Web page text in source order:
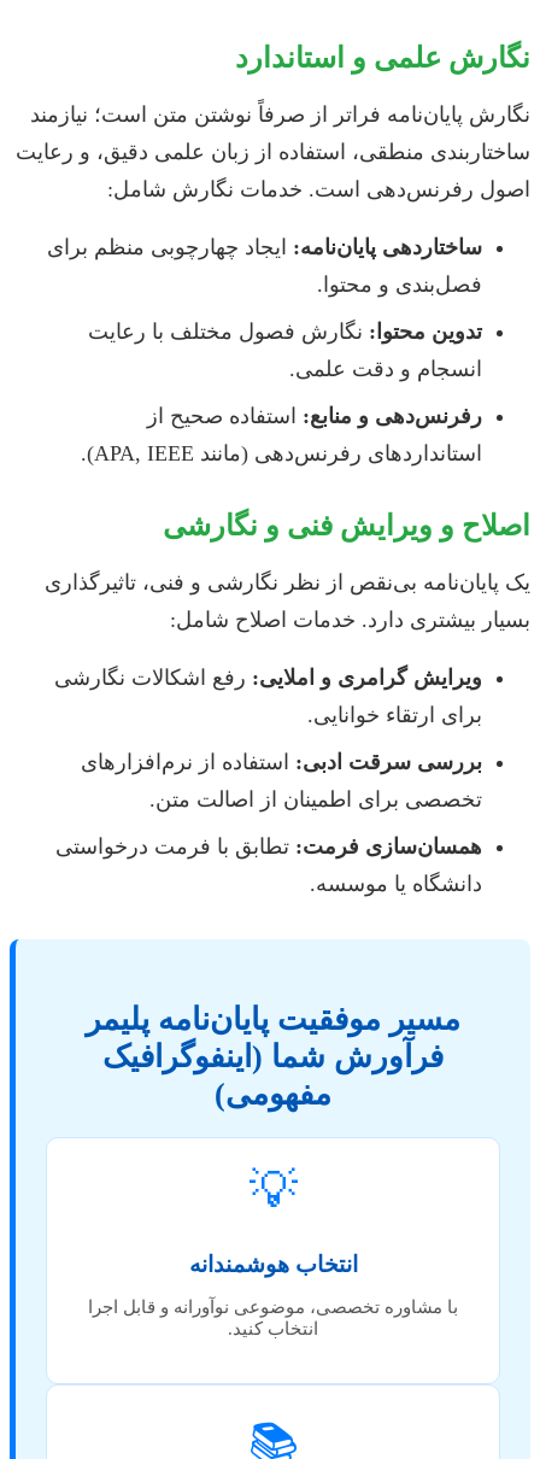
نگارش علمی و استاندارد
نگارش پایان‌نامه فراتر از صرفاً نوشتن متن است؛ نیازمند
ساختاربندی منطقی، استفاده از زبان علمی دقیق، و رعایت
اصول رفرنس‌دهی است. خدمات نگارش شامل:
ساختاردهی پایان‌نامه: ایجاد چهارچوبی منظم برای
فصل‌بندی و محتوا.
تدوین محتوا: نگارش فصول مختلف با رعایت
انسجام و دقت علمی.
رفرنس‌دهی و منابع: استفاده صحیح از
استانداردهای رفرنس‌دهی (مانند APA, IEEE).
اصلاح و ویرایش فنی و نگارشی
یک پایان‌نامه بی‌نقص از نظر نگارشی و فنی، تاثیرگذاری
بسیار بیشتری دارد. خدمات اصلاح شامل:
ویرایش گرامری و املایی: رفع اشکالات نگارشی
برای ارتقاء خوانایی.
بررسی سرقت ادبی: استفاده از نرم‌افزارهای
تخصصی برای اطمینان از اصالت متن.
همسان‌سازی فرمت: تطابق با فرمت درخواستی
دانشگاه یا موسسه.
مسیر موفقیت پایان‌نامه پلیمر
فرآورش شما (اینفوگرافیک
مفهومی)
💡
انتخاب هوشمندانه
با مشاوره تخصصی، موضوعی نوآورانه و قابل اجرا
انتخاب کنید.
📚